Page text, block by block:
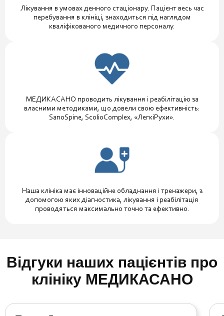
Лікування в умовах денного стаціонару. Пацієнт весь час
перебування в клініці, знаходиться під наглядом
кваліфікованого медичного персоналу.
МЕДИКАСАНО проводить лікування і реабілітацію за
власними методиками, що довели свою ефективність:
SanoSpine, ScolioComplex, «ЛегкіРухи».
Наша клініка має інноваційне обладнання і тренажери, з
допомогою яких діагностика, лікування і реабілітація
проводяться максимально точно та ефективно.
Відгуки наших пацієнтів про
клініку МЕДИКАСАНО